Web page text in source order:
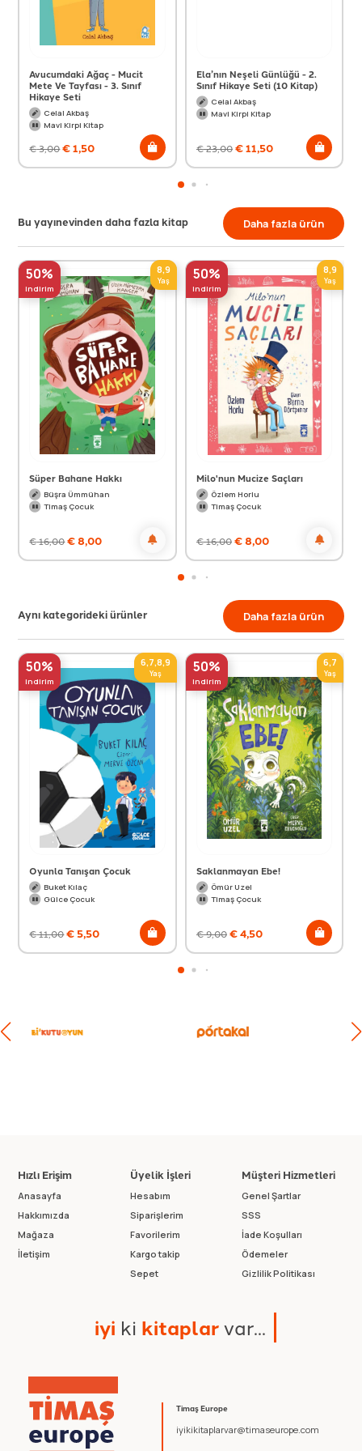
Avucumdaki Ağaç - Mucit
Mete Ve Tayfası - 3. Sınıf
Hikaye Seti
Celal Akbaş
Mavi Kirpi Kitap
€3,00€1,50
Ela’nın Neşeli Günlüğü - 2.
Sınıf Hikaye Seti (10 Kitap)
Celal Akbaş
Mavi Kirpi Kitap
€23,00€11,50
Bu yayınevinden daha fazla kitap Daha fazla ürün
50%
indirim
8,9
Yaş
Süper Bahane Hakkı
Büşra Ümmühan
Timaş Çocuk
€16,00€8,00
50%
indirim
8,9
Yaş
Milo'nun Mucize Saçları
Özlem Horlu
Timaş Çocuk
€16,00€8,00
Aynı kategorideki ürünler Daha fazla ürün
50%
indirim
6,7,8,9
Yaş
Oyunla Tanışan Çocuk
Buket Kılaç
Gülce Çocuk
€11,00€ 5,50
50%
indirim
6,7
Yaş
Saklanmayan Ebe!
Ömür Uzel
Timaş Çocuk
€9,00€4,50
Timaş Europe
iyikikitaplarvar@timaseurope.com
Hızlı Erişim
Anasayfa
Hakkımızda
Mağaza
İletişim
Üyelik İşleri
Hesabım
Siparişlerim
Favorilerim
Kargo takip
Sepet
Müşteri Hizmetleri
Genel Şartlar
SSS
İade Koşulları
Ödemeler
Gizlilik Politikası
iyi ki kitaplarvar...